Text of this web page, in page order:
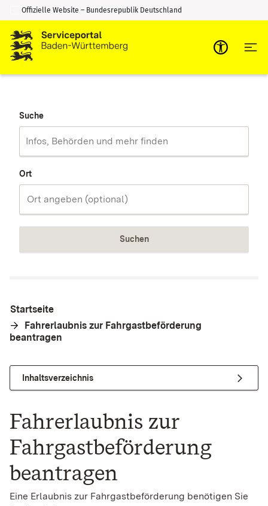
Zum Inhalt springen
Zur Suche springen
Offizielle Website – Bundesrepublik Deutschland
Suche
Ort
Suchen
Startseite
Fahrerlaubnis zur Fahrgastbeförderung
beantragen
Inhaltsverzeichnis
Fahrerlaubnis zur
Fahrgastbeförderung
beantragen
Eine Erlaubnis zur Fahrgastbeförderung benötigen Sie